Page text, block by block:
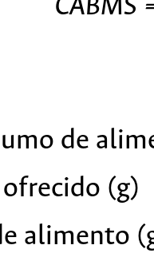
CABMS
de
(g)
alimento